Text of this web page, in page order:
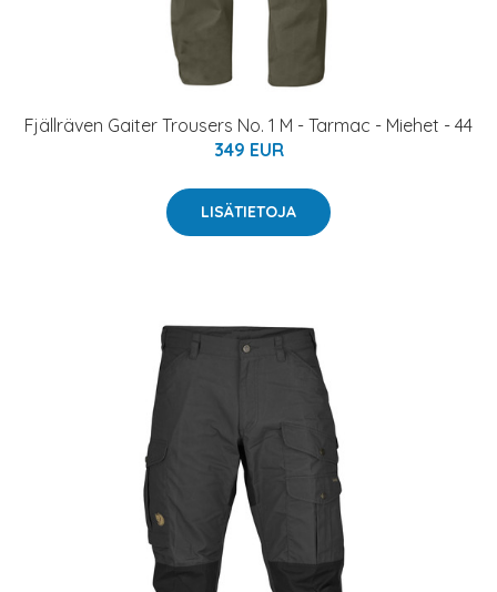
Fjällräven Gaiter Trousers No. 1 M - Tarmac - Miehet - 44
349 EUR
LISÄTIETOJA